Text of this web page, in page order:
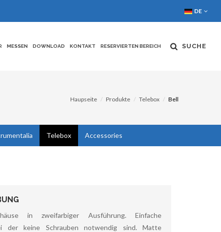
DE
MESSEN DOWNLOAD KONTAKT RESERVIERTEN BEREICH SUCHE
Haupseite Produkte Telebox Bell
Telebox Accessories
in zweifarbiger Ausführung. Einfache
der keine Schrauben notwendig sind. Matte